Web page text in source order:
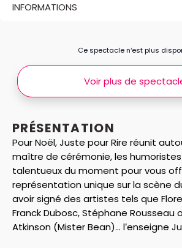
INFORMATIONS
PRÉSENTATION
Pour Noël, Juste pour Rire réunit
maître de cérémonie, les humoristes
talentueux du moment pour vous
représentation unique sur la scène du
avoir signé des artistes tels que
Franck Dubosc, Stéphane Rousseau
Atkinson (Mister Bean)... l’enseigne
spécialiste de l’humour dans le
Ce spectacle n’est plus
Voir plus de